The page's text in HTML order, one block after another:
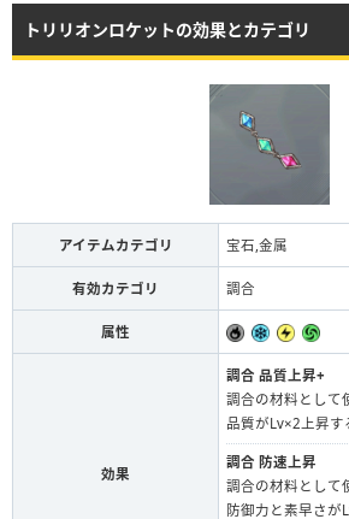
トリリオンロケットの効果とカテゴリ
アイテムカテゴリ 宝石,金属
有効カテゴリ 調合
属性
効果
調合 品質上昇+
調合の材料として
品質がLv×2上昇す
調合 防速上昇
調合の材料として
防御力と素早さが